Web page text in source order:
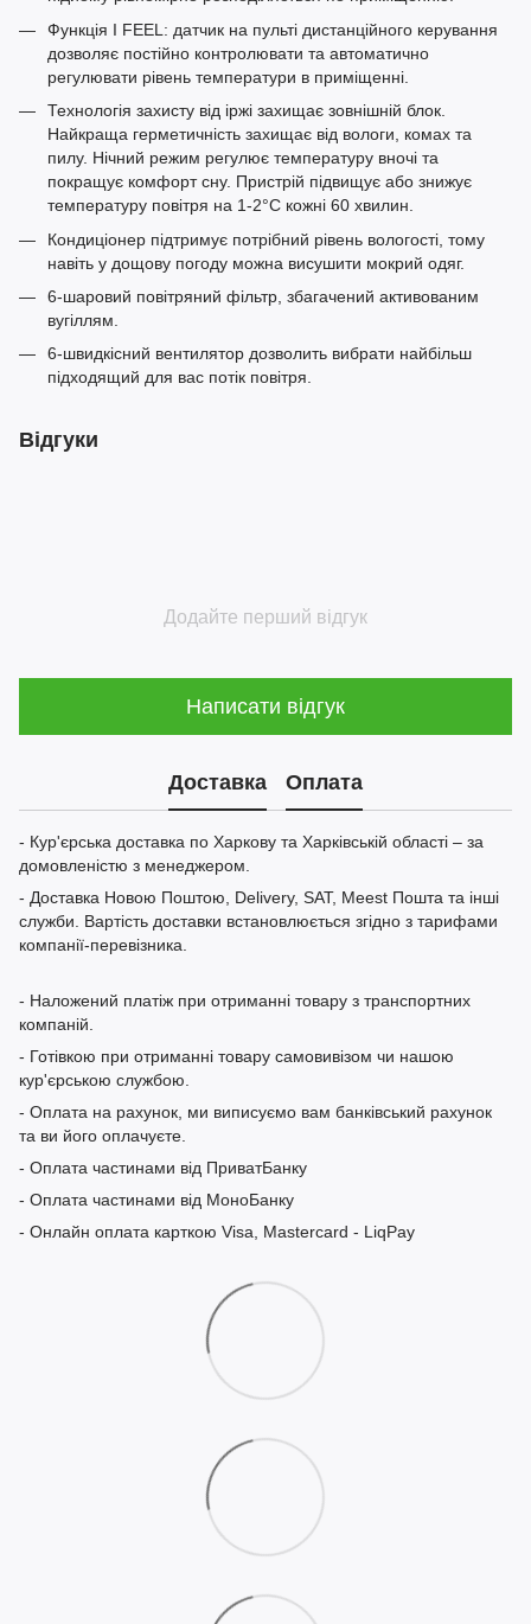
Функція I FEEL: датчик на пульті дистанційного керування
дозволяє постійно контролювати та автоматично
регулювати рівень температури в приміщенні.
Технологія захисту від іржі захищає зовнішній блок.
Найкраща герметичність захищає від вологи, комах та
пилу. Нічний режим регулює температуру вночі та
покращує комфорт сну. Пристрій підвищує або знижує
температуру повітря на 1-2°С кожні 60 хвилин.
Кондиціонер підтримує потрібний рівень вологості, тому
навіть у дощову погоду можна висушити мокрий одяг.
6-шаровий повітряний фільтр, збагачений активованим
вугіллям.
6-швидкісний вентилятор дозволить вибрати найбільш
підходящий для вас потік повітря.
Відгуки
Додайте перший відгук
Написати відгук
Доставка Оплата
- Кур'єрська доставка по Харкову та Харківській області – за
домовленістю з менеджером.
- Доставка Новою Поштою, Delivery, SAT, Meest Пошта та інші
служби. Вартість доставки встановлюється згідно з тарифами
компанії-перевізника.
- Наложений платіж при отриманні товару з транспортних
компаній.
- Готівкою при отриманні товару самовивізом чи нашою
кур'єрською службою.
- Оплата на рахунок, ми виписуємо вам банківський рахунок
та ви його оплачуєте.
- Оплата частинами від ПриватБанку
- Оплата частинами від МоноБанку
- Онлайн оплата карткою Visa, Mastercard - LiqPay